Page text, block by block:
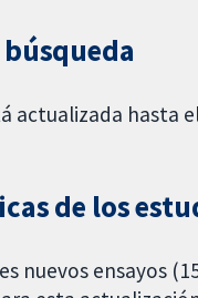
búsqueda
actualizada hasta
de los
nuevos ensayos